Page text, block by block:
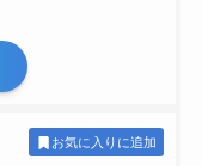
お気に入りに追加